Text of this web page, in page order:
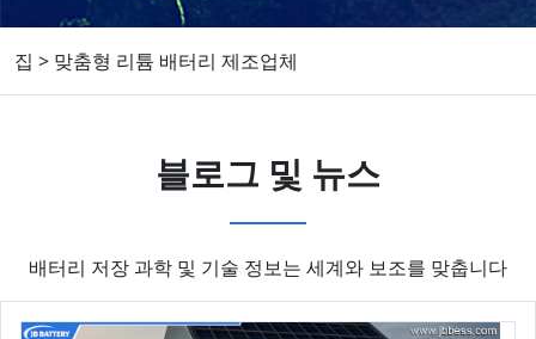
집 > 맞춤형 리튬 배터리 제조업체
블로그 및 뉴스
배터리 저장 과학 및 기술 정보는 세계와 보조를 맞춥니다